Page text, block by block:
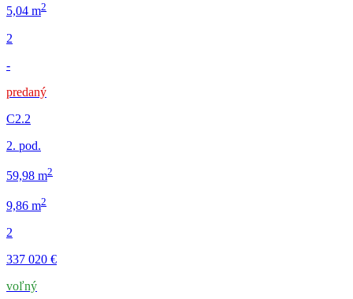
5,04 m2
2
-
predaný
C2.2
2. pod.
59,98 m2
9,86 m2
2
337 020 €
voľný